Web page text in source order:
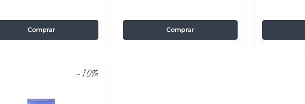
Comprar Comprar
-10%